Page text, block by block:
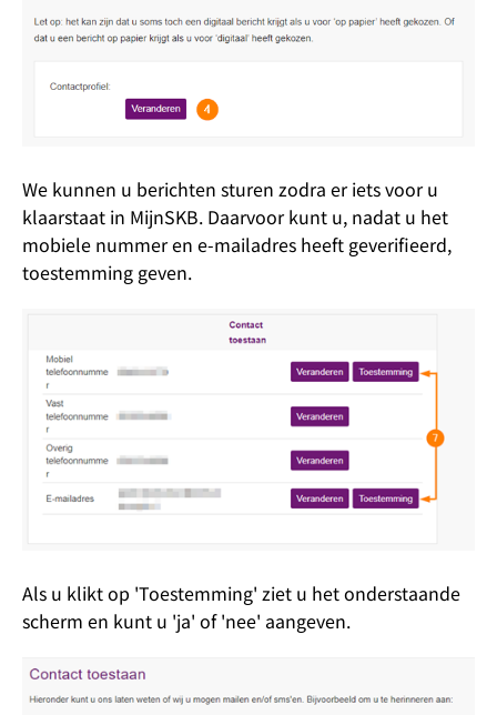
We kunnen u berichten sturen zodra er iets voor u
klaarstaat in MijnSKB. Daarvoor kunt u, nadat u het
mobiele nummer en e-mailadres heeft geverifieerd,
toestemming geven.
Als u klikt op 'Toestemming' ziet u het onderstaande
scherm en kunt u 'ja' of 'nee' aangeven.